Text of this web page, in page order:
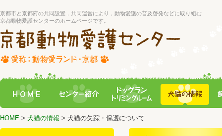
京都市と京都府の共同設置，共同運営により，動物愛護の普及啓発などに取り組む
京都動物愛護センターのホームページです。
HOME > 犬猫の情報 > 犬猫の失踪・保護について